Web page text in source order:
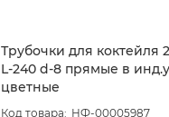
Трубочки для коктейля
L-240 d-8 прямые в
цветные
НФ-00005987